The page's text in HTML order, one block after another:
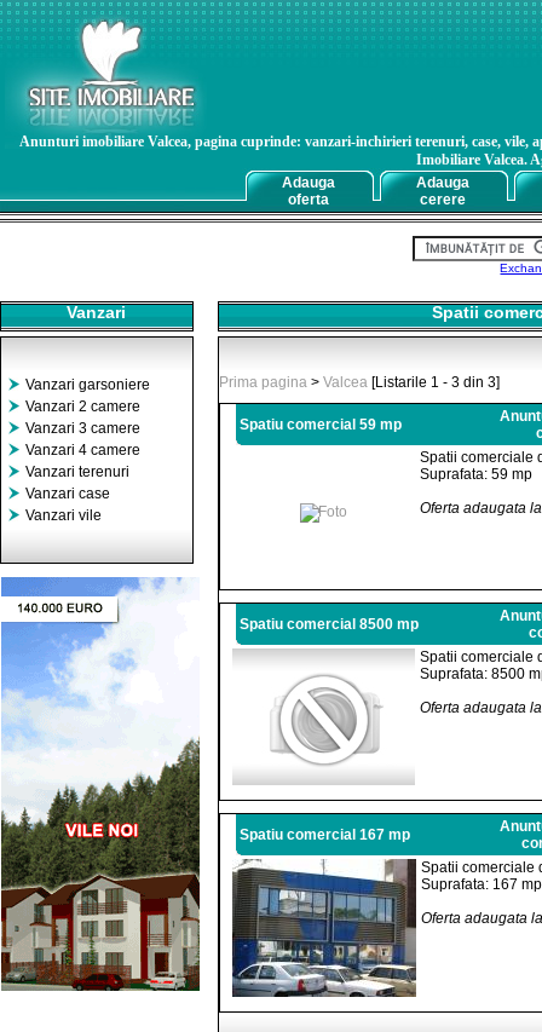
Anunturi imobiliare Valcea, pagina cuprinde: vanzari-inchirieri terenuri, case, vile,
Imobiliare Valcea.
Adauga
oferta
Adauga
cerere
Vanzari
Vanzari garsoniere
Vanzari 2 camere
Vanzari 3 camere
Vanzari 4 camere
Vanzari terenuri
Vanzari case
Vanzari vile
Spatii
Prima pagina > Valcea [Listarile 1 - 3 din 3]
Spatiu comercial 59 mp
Spatii comerciale
Suprafata: 59 mp
Oferta adaugata
Spatiu comercial 8500 mp
Spatii comerciale
Suprafata: 8500
Oferta adaugata
Spatiu comercial 167 mp
Spatii comerciale
Suprafata: 167 mp
Oferta adaugata